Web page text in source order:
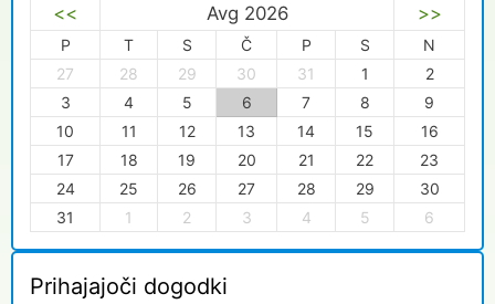
<< Avg 2026 >>
P T S Č P S
N
27
28 29 30 31 1
2
3
4 5 6 7 8
9
10
11 12 13 14 15
16
17
18 19 20 21 22
23
24
25 26 27 28 29
30
31
1 2 3 4 5 6
Prihajajoči dogodki